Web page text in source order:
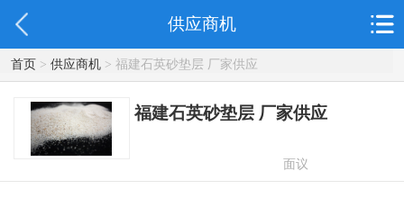
供应商机
首页> 供应商机> 福建石英砂垫层 厂家供应
福建石英砂垫层 厂家供应
面议